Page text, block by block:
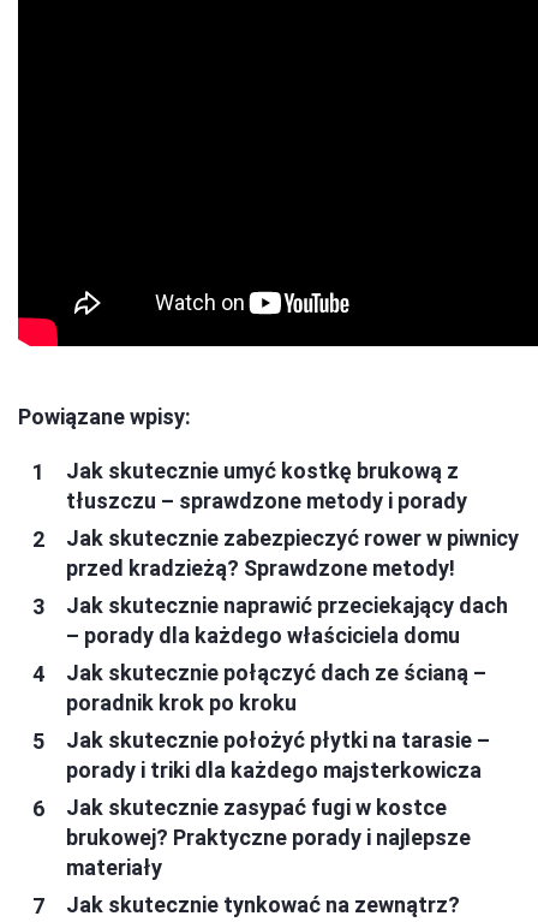
Powiązane wpisy:
Jak skutecznie umyć kostkę brukową z
tłuszczu – sprawdzone metody i porady
Jak skutecznie zabezpieczyć rower w piwnicy
przed kradzieżą? Sprawdzone metody!
Jak skutecznie naprawić przeciekający dach
– porady dla każdego właściciela domu
Jak skutecznie połączyć dach ze ścianą –
poradnik krok po kroku
Jak skutecznie położyć płytki na tarasie –
porady i triki dla każdego majsterkowicza
Jak skutecznie zasypać fugi w kostce
brukowej? Praktyczne porady i najlepsze
materiały
Jak skutecznie tynkować na zewnątrz?